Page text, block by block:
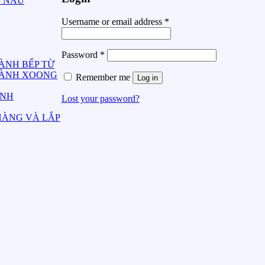
BẾP TỪ
XOONG
VÀ LẮP
Username or email address *
Password *
Remember me Log in
Lost your password?